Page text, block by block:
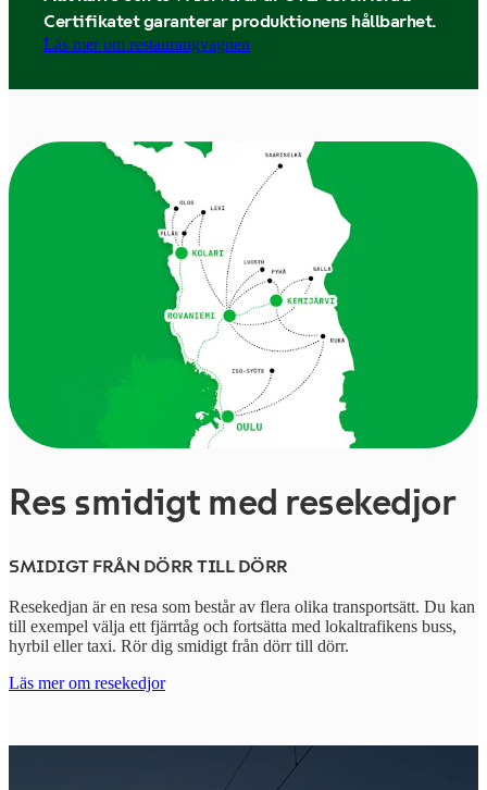
Certifikatet garanterar produktionens hållbarhet.
Läs mer om restaurangvagnen
Res smidigt med resekedjor
SMIDIGT FRÅN DÖRR TILL DÖRR
Resekedjan är en resa som består av flera olika transportsätt. Du kan
till exempel välja ett fjärrtåg och fortsätta med lokaltrafikens buss,
hyrbil eller taxi. Rör dig smidigt från dörr till dörr.
Läs mer om resekedjor